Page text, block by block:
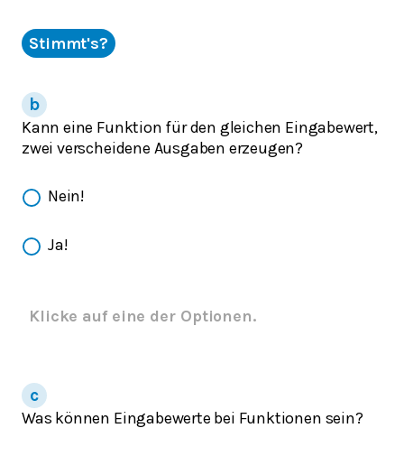
Stimmt's?
Kann eine Funktion für den gleichen Eingabewert,
zwei verscheidene Ausgaben erzeugen?
Nein!
Ja!
Klicke auf eine der Optionen.
Was können Eingabewerte bei Funktionen sein?